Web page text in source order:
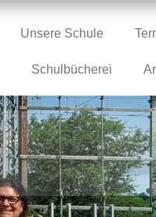
Unsere Schule
Schulbücherei